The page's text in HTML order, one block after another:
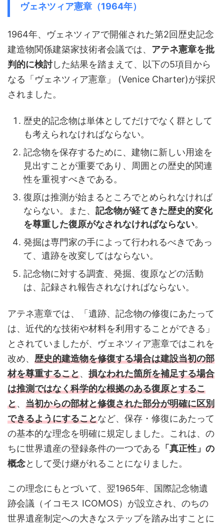
ヴェネツィア憲章（1964年）
1964年、ヴェネツィアで開催された第2回歴史記念
建造物関係建築家技術者会議では、 アテネ憲章を批
判的に検討した結果を踏まえて、以下の5項目から
なる「ヴェネツィア憲章」 (Venice Charter)が採択
されました。
歴史的記念物は単体としてだけでなく群として
も考えられなければならない。
記念物を保存するために、建物に新しい用途を
見出すことが重要であり、周囲との歴史的関連
性を重視すべきである。
復原は推測が始まるところでとめられなければ
ならない。また、 記念物が経てきた歴史的変化
を尊重した復原がなされなければならない。
発掘は専門家の手によって行われるべきであっ
て、遺跡を改変してはならない。
記念物に対する調査、発掘、復原などの活動
は、記録され報告されなければならない。
アテネ憲章では、「遺跡、記念物の修復にあたって
は、近代的な技術や材料を利用することができる」
とされていましたが、ヴェネツィア憲章ではこれを
改め、 歴史的建造物を修復する場合は建設当初の部
材を尊重すること、 損なわれた箇所を補足する場合
は推測ではなく科学的な根拠のある復原とするこ
と、 当初からの部材と修復された部分が明確に区別
できるようにすることなど、保存・修復にあたって
の基本的な理念を明確に規定しました。これは、の
ちに世界遺産の登録条件の一つである 「真正性」の
概念として受け継がれることになりました。
この理念にもとづいて、翌1965年、国際記念物遺
跡会議（イコモス ICOMOS）が設立され、のちの
世界遺産制定への大きなステップを踏み出すことに